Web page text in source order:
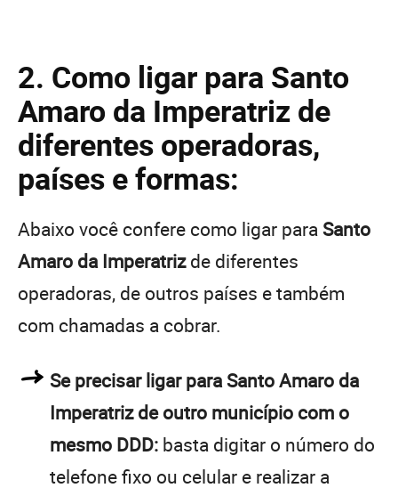
2. Como ligar para Santo
Amaro da Imperatriz de
diferentes operadoras,
países e formas:
Abaixo você confere como ligar para Santo
Amaro da Imperatrizde diferentes
operadoras, de outros países e também
com chamadas a cobrar.
Se precisar ligar para Santo Amaro da
Imperatriz de outro município com o
mesmo DDD: basta digitar o número do
telefone fixo ou celular e realizar a